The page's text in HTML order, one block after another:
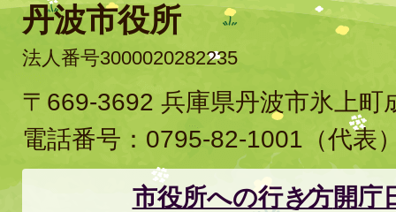
丹波市役所
法人番号3000020282235
〒669-3692 兵庫県丹波市氷上町
電話番号： 0795-82-1001 （代表
市役所への行き方開庁